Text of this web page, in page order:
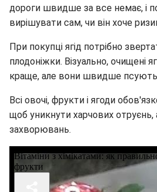
дороги швидше за все немає, і
вирішувати сам, чи він хоче
При покупці ягід потрібно
плодоніжки. Візуально, очищені
краще, але вони швидше
Всі овочі, фрукти і ягоди
щоб уникнути харчових
захворювань.